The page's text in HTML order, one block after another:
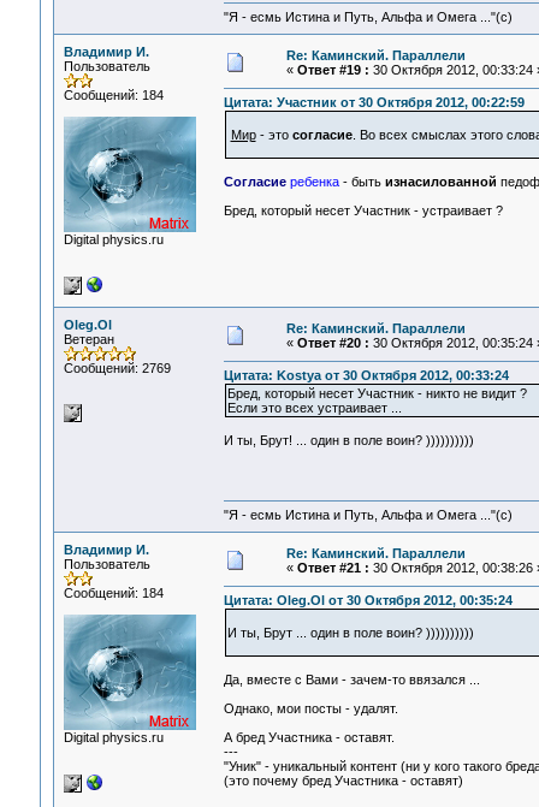
"Я - есмь Истина и Путь, Альфа и Омега ..."(с)
Владимир И.
Пользователь
Сообщений: 184
Digital physics.ru
Re: Каминский. Параллели
« Ответ #19 : 30 Октября 2012, 00:33:24
Цитата: Участник от 30 Октября 2012, 00:22:59
Мир- это согласие. Во всех смыслах этого
Согласие ребенка- быть изнасилованной
Бред, который несет Участник - устраивает ?
Oleg.Ol
Ветеран
Сообщений: 2769
Re: Каминский. Параллели
« Ответ #20 : 30 Октября 2012, 00:35:24
Цитата: Kostya от 30 Октября 2012, 00:33:24
Бред, который несет Участник - никто не видит ?
Если это всех устраивает ...
И ты, Брут! ... один в поле воин? ))))))))))
"Я - есмь Истина и Путь, Альфа и Омега ..."(с)
Владимир И.
Пользователь
Сообщений: 184
Digital physics.ru
Re: Каминский. Параллели
« Ответ #21 : 30 Октября 2012, 00:38:26
Цитата: Oleg.Ol от 30 Октября 2012, 00:35:24
И ты, Брут ... один в поле воин? ))))))))))
Да, вместе с Вами - зачем-то ввязался ...
Однако, мои посты - удалят.
А бред Участника - оставят.
---
"Уник" - уникальный контент (ни у кого такого
(это почему бред Участника - оставят)